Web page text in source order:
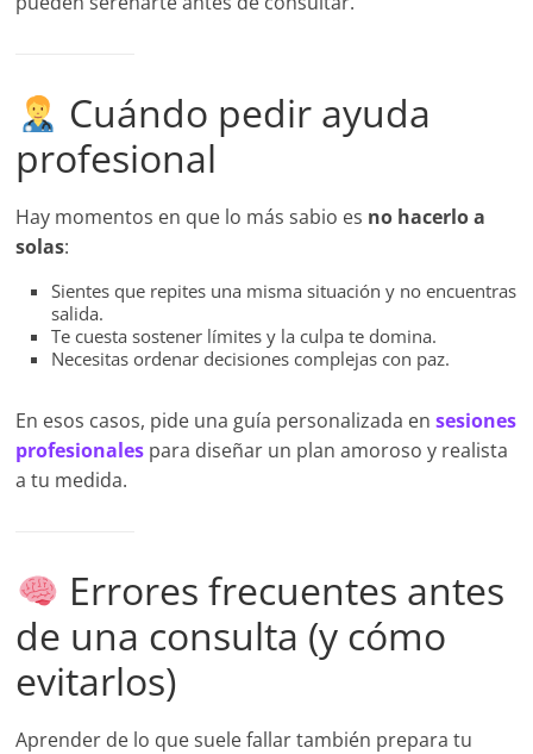
Cuándo pedir ayuda
profesional
Hay momentos en que lo más sabio es no hacerlo a
solas:
Sientes que repites una misma situación y no encuentras
salida.
Te cuesta sostener límites y la culpa te domina.
Necesitas ordenar decisiones complejas con paz.
En esos casos, pide una guía personalizada ensesiones
profesionales para diseñar un plan amoroso y realista
a tu medida.
Errores frecuentes antes
de una consulta (y cómo
evitarlos)
Aprender de lo que suele fallar también prepara tu